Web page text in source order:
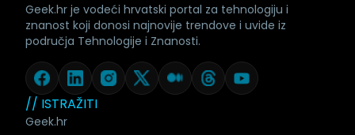
// ISTRAŽITI
Geek.hr
Geek.hr je vodeći hrvatski portal za tehnologiju i
znanost koji donosi najnovije trendove i uvide iz
područja Tehnologije i Znanosti.